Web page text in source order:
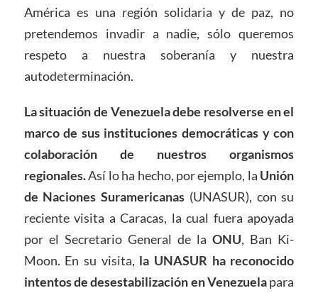
América es una región solidaria y de paz, no
pretendemos invadir a nadie, sólo queremos
respeto a nuestra soberanía y nuestra
autodeterminación.
La situación de Venezuela debe resolverse en el
marco de sus instituciones democráticas y con
colaboración de nuestros organismos
regionales.Así lo ha hecho, por ejemplo, la Unión
de Naciones Suramericanas (UNASUR), con su
reciente visita a Caracas, la cual fuera apoyada
por el Secretario General de laONU, Ban Ki-
Moon. En su visita, la UNASUR ha reconocido
intentos de desestabilización en Venezuelapara